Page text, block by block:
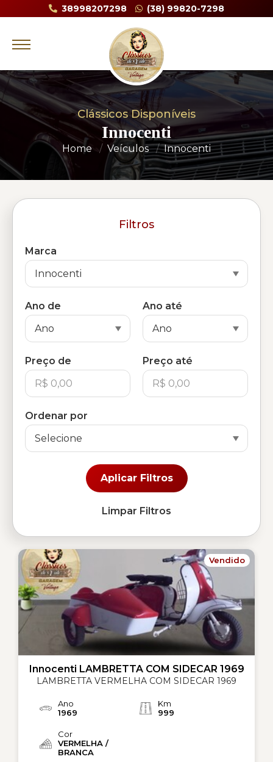
38998207298 (38) 99820-7298
Clássicos Disponíveis
Innocenti
Home Veículos Innocenti
Filtros
Marca
Ano de Ano até
Preço de Preço até
Ordenar por
Aplicar Filtros
Limpar Filtros
Vendido
Innocenti LAMBRETTA COM SIDECAR 1969
LAMBRETTA VERMELHA COM SIDECAR 1969
Ano
1969
Km
999
Cor
VERMELHA /
BRANCA